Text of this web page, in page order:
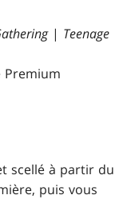
| Teenage
scellé à partir du
puis vous